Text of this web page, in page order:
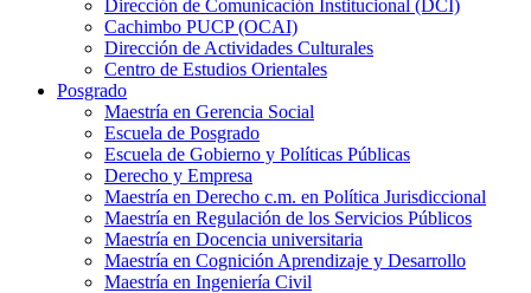
Dirección de Comunicación Institucional (DCI)
Cachimbo PUCP (OCAI)
Dirección de Actividades Culturales
Centro de Estudios Orientales
Posgrado
Maestría en Gerencia Social
Escuela de Posgrado
Escuela de Gobierno y Políticas Públicas
Derecho y Empresa
Maestría en Derecho c.m. en Política Jurisdiccional
Maestría en Regulación de los Servicios Públicos
Maestría en Docencia universitaria
Maestría en Cognición Aprendizaje y Desarrollo
Maestría en Ingeniería Civil